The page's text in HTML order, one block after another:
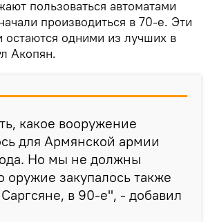
пользоваться автоматами
производиться в 70-е. Эти
остаются одними из лучших в
Акопян.
какое вооружение
для Армянской армии
Но мы не должны
оружие закупалось также
в 90-е", - добавил